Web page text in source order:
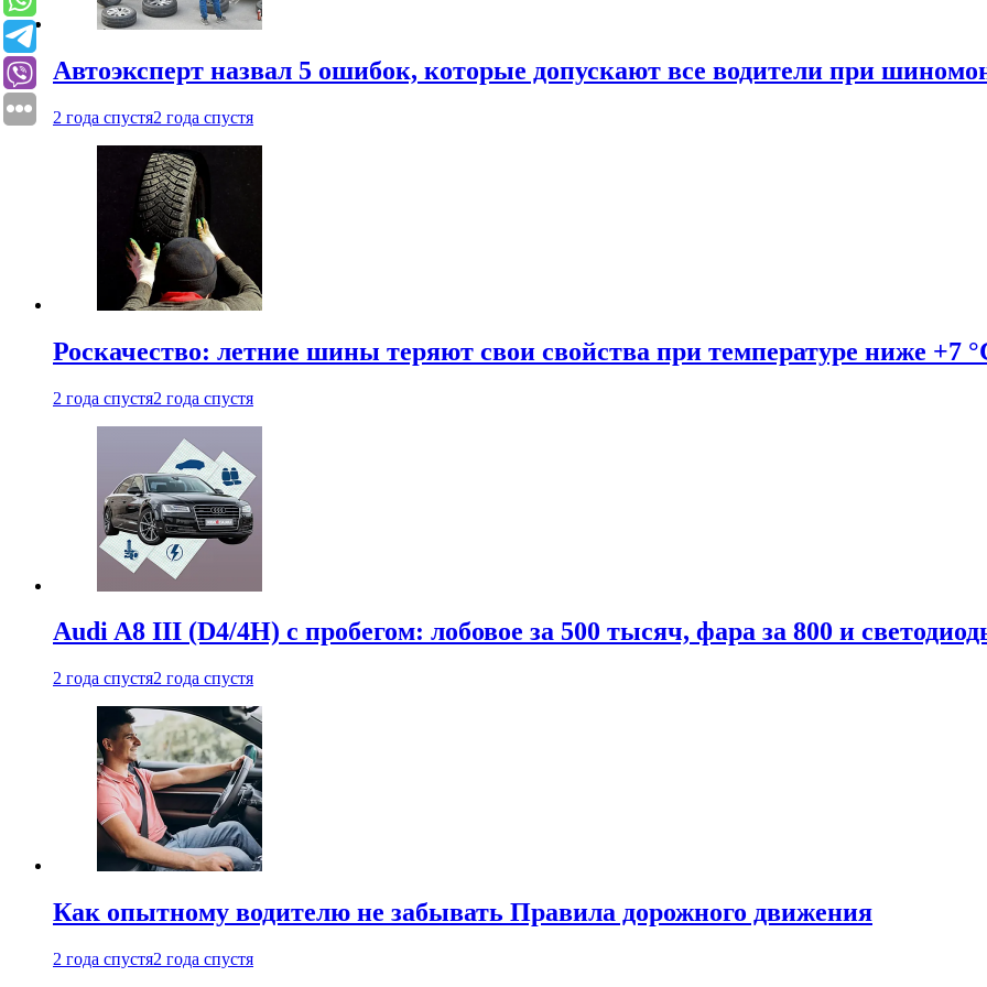
Автоэксперт назвал 5 ошибок, которые допускают все водители при
2 года спустя2 года спустя
Роскачество: летние шины теряют свои свойства при температуре ниже +7
2 года спустя2 года спустя
Audi A8 III (D4/4H) c пробегом: лобовое за 500 тысяч, фара за 800 и
2 года спустя2 года спустя
Как опытному водителю не забывать Правила дорожного движения
2 года спустя2 года спустя